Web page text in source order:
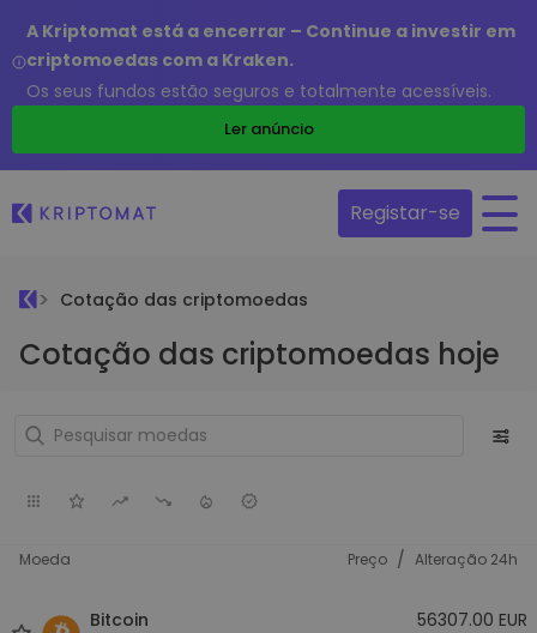
A Kriptomat está a encerrar – Continue a investir em
criptomoedas com a Kraken.
Os seus fundos estão seguros e totalmente acessíveis.
Ler anúncio
Registar-se
Cotação das criptomoedas
Cotação das criptomoedas hoje
Moeda Preço / Alteração 24h
Bitcoin
56307.00 EUR